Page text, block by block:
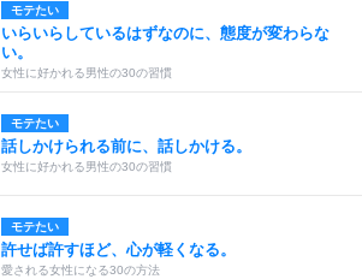
モテたい
いらいらしているはずなのに、態度が変わらな
い。
女性に好かれる男性の30の習慣
モテたい
話しかけられる前に、話しかける。
女性に好かれる男性の30の習慣
モテたい
許せば許すほど、心が軽くなる。
愛される女性になる30の方法